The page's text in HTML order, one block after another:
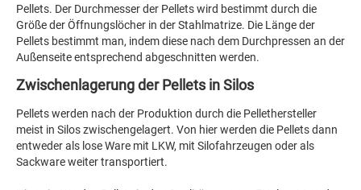
Pellets. Der Durchmesser der Pellets wird bestimmt durch die
Größe der Öffnungslöcher in der Stahlmatrize. Die Länge der
Pellets bestimmt man, indem diese nach dem Durchpressen an der
Außenseite entsprechend abgeschnitten werden.
Zwischenlagerung der Pellets in Silos
Pellets werden nach der Produktion durch die Pellethersteller
meist in Silos zwischengelagert. Von hier werden die Pellets dann
entweder als lose Ware mit LKW, mit Silofahrzeugen oder als
Sackware weiter transportiert.